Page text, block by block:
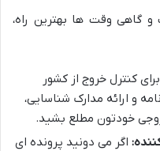
گاهی وقت ها بهترین راه،
کنترل خروج از کشور
و ارائه مدارک شناسایی،
خودتون مطلع بشید.
اگر می دونید پرونده ای